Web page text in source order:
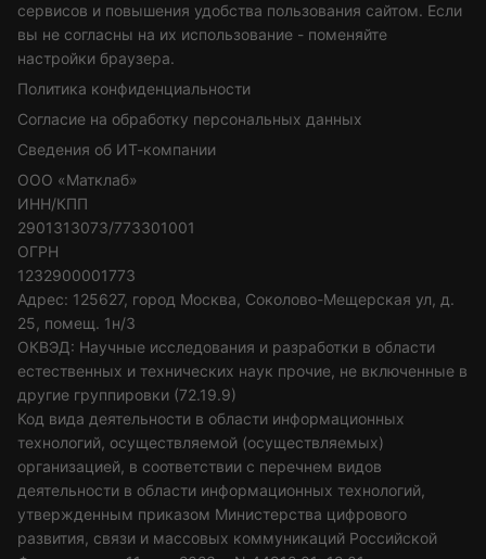
сервисов и повышения удобства пользования сайтом. Если
вы не согласны на их использование - поменяйте
настройки браузера.
Политика конфиденциальности
Согласие на обработку персональных данных
Сведения об ИТ-компании
ООО «Матклаб»
ИНН/КПП
2901313073/773301001
ОГРН
1232900001773
Адрес: 125627, город Москва, Соколово-Мещерская ул, д.
25, помещ. 1н/3
ОКВЭД: Научные исследования и разработки в области
естественных и технических наук прочие, не включенные в
другие группировки (72.19.9)
Код вида деятельности в области информационных
технологий, осуществляемой (осуществляемых)
организацией, в соответствии с перечнем видов
деятельности в области информационных технологий,
утвержденным приказом Министерства цифрового
развития, связи и массовых коммуникаций Российской